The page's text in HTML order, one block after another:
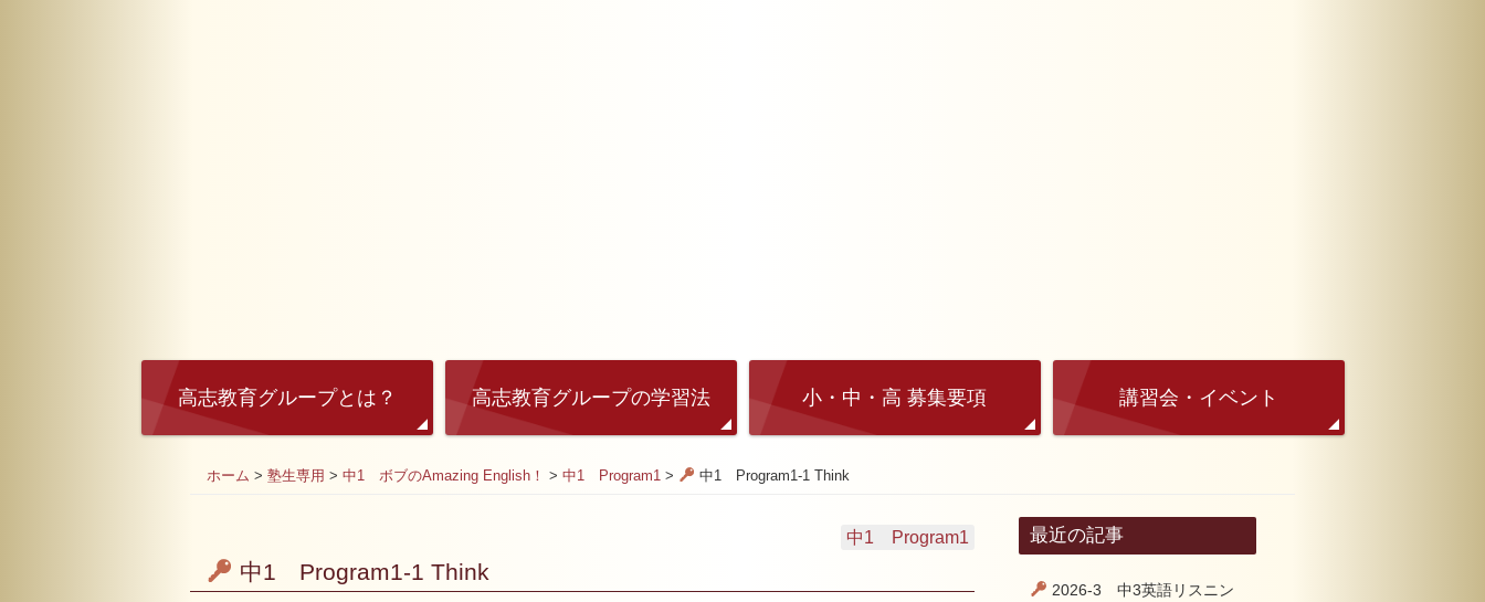
高志教育グループとは？ 高志教育グループの学習法 小・中・高 募集要項 講習会・イベント
ホーム > 塾生専用 > 中1 ボブのAmazing English！ > 中1 Program1 > 中1 Program1-1 Think
中1 Program1
中1 Program1-1 Think
最近の記事
2026-3 中3英語リスニン